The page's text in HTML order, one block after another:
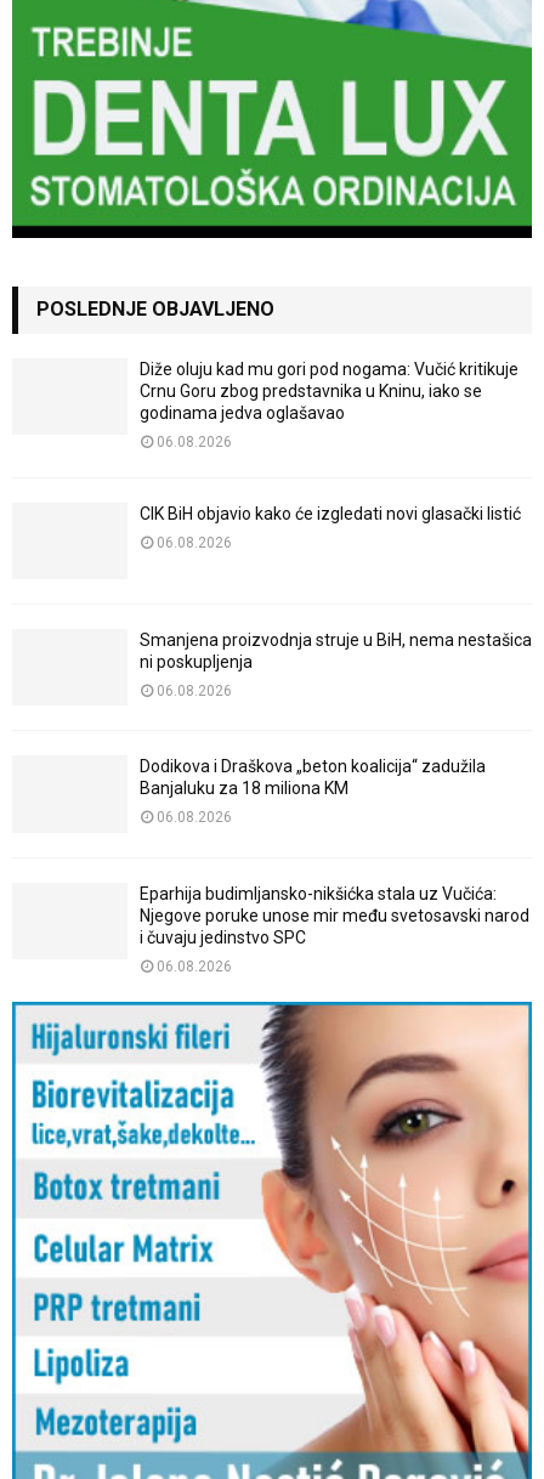
POSLEDNJE OBJAVLJENO
Diže oluju kad mu gori pod nogama: Vučić kritikuje
Crnu Goru zbog predstavnika u Kninu, iako se
godinama jedva oglašavao
06.08.2026
CIK BiH objavio kako će izgledati novi glasački listić
06.08.2026
Smanjena proizvodnja struje u BiH, nema nestašica
ni poskupljenja
06.08.2026
Dodikova i Draškova „beton koalicija“ zadužila
Banjaluku za 18 miliona KM
06.08.2026
Eparhija budimljansko-nikšićka stala uz Vučića:
Njegove poruke unose mir među svetosavski narod
i čuvaju jedinstvo SPC
06.08.2026